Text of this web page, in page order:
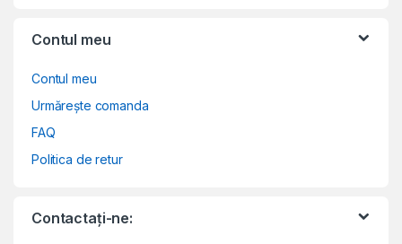
Contul meu
Contul meu
Urmărește comanda
FAQ
Politica de retur
Contactați-ne: